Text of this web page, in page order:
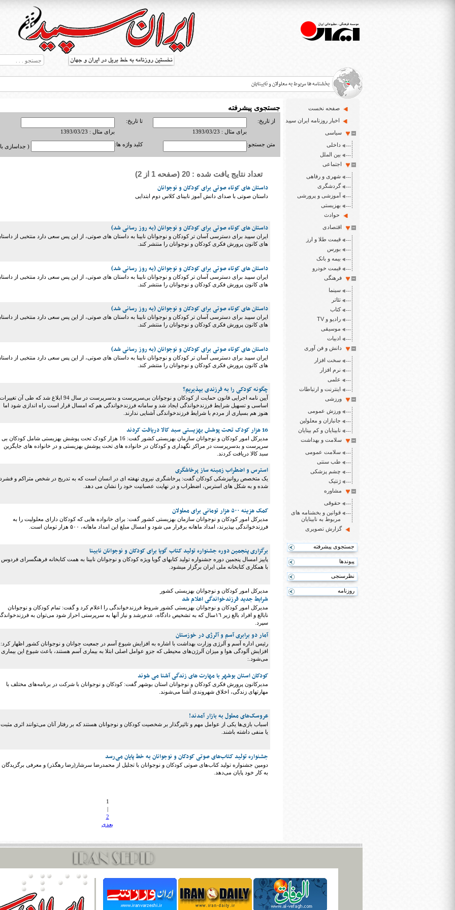
بخشنامه ها مربوط به معلولان و نابینایان
>
قانون حمایت از حقوق معلولان
اخبار حوزه معلولان و نابینایان
>
ایران سپید سایت خبری نابینایان و تنها روزنامه به خط بریل در جهان
>
صفحه نخست
اخبار روزنامه ایران سپید
سیاسی
داخلی
بین الملل
اجتماعی
شهری و رفاهی
گردشگری
آموزشی و پرورشی
بهزیستی
حوادث
اقتصادی
قیمت طلا و ارز
بورس
بیمه و بانک
قیمت خودرو
فرهنگی
سینما
تئاتر
کتاب
رادیو و TV
موسیقی
ادبیات
دانش و فن آوری
سخت افزار
نرم افزار
علمی
اینترنت و ارتباطات
ورزشی
ورزش عمومی
جانبازان و معلولین
نابینایان و کم بینایان
سلامت و بهداشت
سلامت عمومی
طب سنتی
چشم پزشکی
ژنتیک
مشاوره
حقوقی
قوانین و بخشنامه های
مربوط به نابینایان
گزارش تصویری
جستجوی پیشرفته
پیوندها
نظرسنجی
روزنامه
جستجوی پیشرفته
از تاریخ:
برای مثال : 1393/03/23
تا تاریخ:
برای مثال : 1393/03/23
متن جستجو: کلید واژه ها: ( جداسازی
تعداد نتایج یافت شده : 20 (صفحه 1 از 2)
داستان های کوتاه صوتی برای کودکان و نوجوانان
داستان صوتی با صدای دانش آموز نابینای کلاس دوم ابتدایی
داستان های کوتاه صوتی برای کودکان و نوجوانان (به روز رسانی شد)
ایران سپید برای دسترسی آسان تر کودکان و نوجوانان نابینا به داستان های صوتی، از این پس سعی دارد منتخبی از
های کانون پرورش فکری کودکان و نوجوانان را منتشر کند.
داستان های کوتاه صوتی برای کودکان و نوجوانان (به روز رسانی شد)
ایران سپید برای دسترسی آسان تر کودکان و نوجوانان نابینا به داستان های صوتی، از این پس سعی دارد منتخبی از
های کانون پرورش فکری کودکان و نوجوانان را منتشر کند.
داستان های کوتاه صوتی برای کودکان و نوجوانان (به روز رسانی شد)
ایران سپید برای دسترسی آسان تر کودکان و نوجوانان نابینا به داستان های صوتی، از این پس سعی دارد منتخبی از
های کانون پرورش فکری کودکان و نوجوانان را منتشر کند.
داستان های کوتاه صوتی برای کودکان و نوجوانان (به روز رسانی شد)
ایران سپید برای دسترسی آسان تر کودکان و نوجوانان نابینا به داستان های صوتی، از این پس سعی دارد منتخبی از
های کانون پرورش فکری کودکان و نوجوانان را منتشر کند.
چگونه کودکی را به فرزندی بپذیریم؟
آیین نامه اجرایی قانون حمایت از کودکان و نوجوانان بی‌سرپرست و بدسرپرست در سال 94 ابلاغ شد که طی آن تغییرات
اساسی و تسهیل شرایط فرزندخواندگی ایجاد شد و سامانه فرزندخواندگی هم که امسال قرار است راه اندازی شود اما
هنوز هم بسیاری از مردم با شرایط فرزندخواندگی آشنایی ندارند.
16 هزار کودک تحت پوشش بهزیستی سبد کالا دریافت کردند
مدیرکل امور کودکان و نوجوانان سازمان بهزیستی کشور گفت: 16 هزار کودک تحت پوشش بهزیستی شامل کودکان بی
سرپرست و بدسرپرست در مراکز نگهداری و کودکان در خانواده های تحت پوشش بهزیستی و در خانواده های جایگزین
سبد کالا دریافت کردند.
استرس و اضطراب زمینه ساز پرخاشگری
یک متخصص روانپزشکی کودکان گفت: پرخاشگری نیروی نهفته ای در انسان است که به تدریج در شخص متراکم و
‌شده و به شکل های استرس، اضطراب و در نهایت عصبانیت خود را نشان می دهد.
کمک هزینه ۵۰۰ هزار تومانی برای معلولان
مدیرکل امور کودکان و نوجوانان سازمان بهزیستی کشور گفت: برای خانواده هایی که کودکان دارای معلولیت را به
فرزندخواندگی بپذیرند، امداد ماهانه برقرار می شود و امسال مبلغ این امداد ماهانه، ۵۰۰ هزار تومان است.
برگزاری پنجمین دوره جشنواره تولید کتاب گویا برای کودکان و نوجوانان نابینا
پاییز امسال پنجمین دوره جشنواره تولید کتابهای گویا ویژه کودکان و نوجوانان نابینا به همت کتابخانه فرهنگسرای فردوس
با همکاری کتابخانه ملی ایران برگزار میشود.
مدیرکل امور کودکان و نوجوانان بهزیستی کشور
شرایط جدید فرزندخواندگی اعلام شد
مدیرکل امور کودکان و نوجوانان بهزیستی کشور شروط فرزندخواندگی را اعلام کرد و گفت: تمام کودکان و نوجوانان
نابالغ و افراد بالغ زیر ١٦‌سال که به تشخیص دادگاه، عدم‌رشد و نیاز آنها به سرپرستی احراز شود می‌توان به
سپرد.
آمار دو برابری آسم و آلرژی در خوزستان
رئیس اداره آسم و آلرژی وزارت بهداشت با اشاره به افزایش شیوع آسم در جمعیت جوانان و نوجوانان کشور اظهار کرد:
افزایش آلودگی هوا و میزان آلرژن‌های محیطی که جزو عوامل اصلی ابتلا به بیماری آسم هستند، باعث شیوع این بیماری
می‌شود.:
کودکان استان بوشهر با مهارت های زندگی آشنا می شوند
مدیرکانون پرورش فکری کودکان و نوجوانان استان بوشهر گفت: کودکان و نوجوانان با شرکت در برنامه‌های مختلف با
مهارتهای زندگی، اخلاق شهروندی آشنا می‌شوند.
عروسک‌های معلول به بازار آمدند!
اسباب بازی‌ها یکی از عوامل مهم و تاثیر‌گذار بر شخصیت کودکان و نوجوانان هستند که بر رفتار آنان می‌توانند اثری مثبت
یا منفی داشته باشند.
جشنواره تولید کتاب‌های صوتی کودکان و نوجوانان به خط پایان می‌رسد
دومین جشنواره تولید کتاب‌های صوتی کودکان و نوجوانان با تجلیل از محمدرضا سرشار(رضا رهگذر) و معرفی برگزیدگان
به کار خود پایان می‌دهد.
1
|
2
بعدی